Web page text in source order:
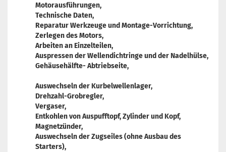
Motorausführungen,
Technische Daten,
Reparatur Werkzeuge und Montage-Vorrichtung,
Zerlegen des Motors,
Arbeiten an Einzelteilen,
Auspressen der Wellendichtringe und der Nadelhülse,
Gehäusehälfte- Abtriebseite,
Auswechseln der Kurbelwellenlager,
Drehzahl-Grobregler,
Vergaser,
Entkohlen von Auspufftopf, Zylinder und Kopf,
Magnetzünder,
Auswechseln der Zugseiles (ohne Ausbau des
Starters),